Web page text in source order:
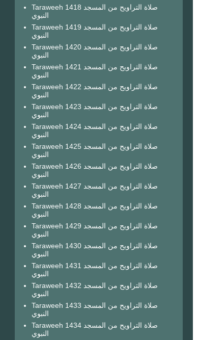
Taraweeh 1418 صلاة التراويح من المسجد
النبوي
Taraweeh 1419 صلاة التراويح من المسجد
النبوي
Taraweeh 1420 صلاة التراويح من المسجد
النبوي
Taraweeh 1421 صلاة التراويح من المسجد
النبوي
Taraweeh 1422 صلاة التراويح من المسجد
النبوي
Taraweeh 1423 صلاة التراويح من المسجد
النبوي
Taraweeh 1424 صلاة التراويح من المسجد
النبوي
Taraweeh 1425 صلاة التراويح من المسجد
النبوي
Taraweeh 1426 صلاة التراويح من المسجد
النبوي
Taraweeh 1427 صلاة التراويح من المسجد
النبوي
Taraweeh 1428 صلاة التراويح من المسجد
النبوي
Taraweeh 1429 صلاة التراويح من المسجد
النبوي
Taraweeh 1430 صلاة التراويح من المسجد
النبوي
Taraweeh 1431 صلاة التراويح من المسجد
النبوي
Taraweeh 1432 صلاة التراويح من المسجد
النبوي
Taraweeh 1433 صلاة التراويح من المسجد
النبوي
Taraweeh 1434 صلاة التراويح من المسجد
النبوي